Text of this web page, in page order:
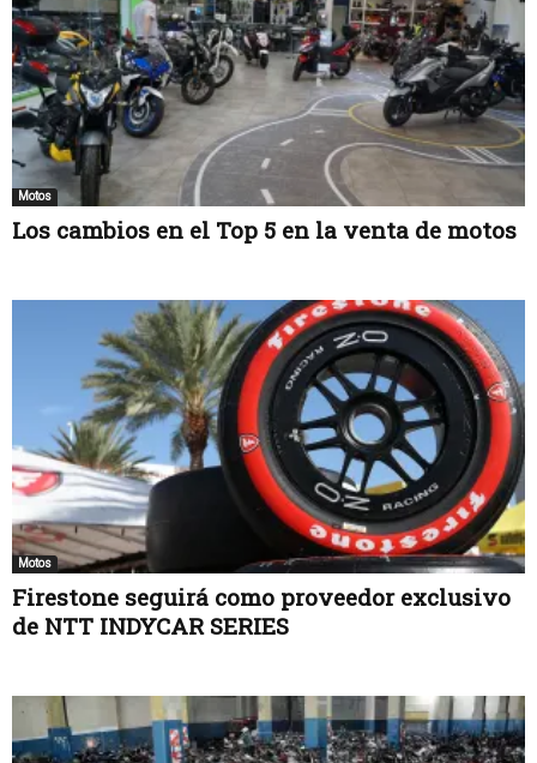
Motos
Los cambios en el Top 5 en la venta de motos
Motos
Firestone seguirá como proveedor exclusivo
de NTT INDYCAR SERIES